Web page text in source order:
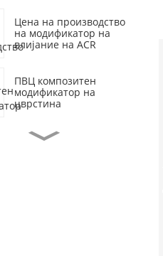
Цена на производство
на модификатор на
влијание на ACR
ПВЦ композитен
модификатор на
цврстина
Калциум-цинк